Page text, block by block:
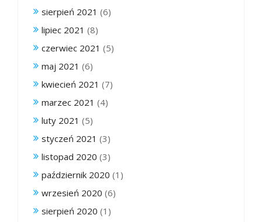
sierpień 2021 (6)
lipiec 2021 (8)
czerwiec 2021 (5)
maj 2021 (6)
kwiecień 2021 (7)
marzec 2021 (4)
luty 2021 (5)
styczeń 2021 (3)
listopad 2020 (3)
październik 2020 (1)
wrzesień 2020 (6)
sierpień 2020 (1)